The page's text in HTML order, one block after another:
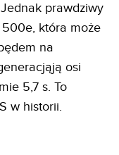
prawdziwy
która może
na
osi
5,7 s. To
w historii.